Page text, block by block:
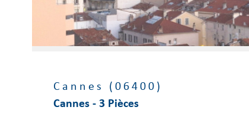
Cannes (06400)
Cannes - 3 Pièces